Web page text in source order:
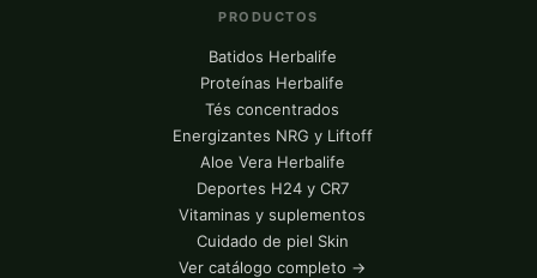
PRODUCTOS
Batidos Herbalife
Proteínas Herbalife
Tés concentrados
Energizantes NRG y Liftoff
Aloe Vera Herbalife
Deportes H24 y CR7
Vitaminas y suplementos
Cuidado de piel Skin
Ver catálogo completo →